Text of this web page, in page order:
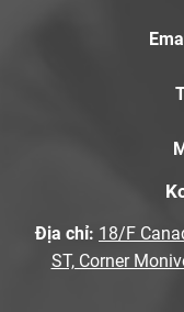
Địa chỉ: 18/F
ST, Corner